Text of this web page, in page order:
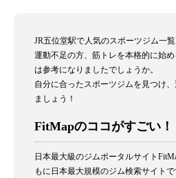
JR五位堂駅で人気のスポーツジム一
運動不足の方、筋トレを本格的に始
は参考になりましたでしょうか。
自分に合ったスポーツジムを見つけ
ましょう！
FitMapのココがすごい！
日本最大級のジムポータルサイト
もに日本最大規模のジム検索サイト